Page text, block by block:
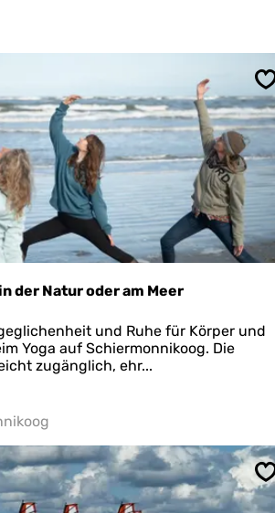
der Natur oder am Meer
und Ruhe für Körper und
Yoga auf Schiermonnikoog. Die
zugänglich, ehr...